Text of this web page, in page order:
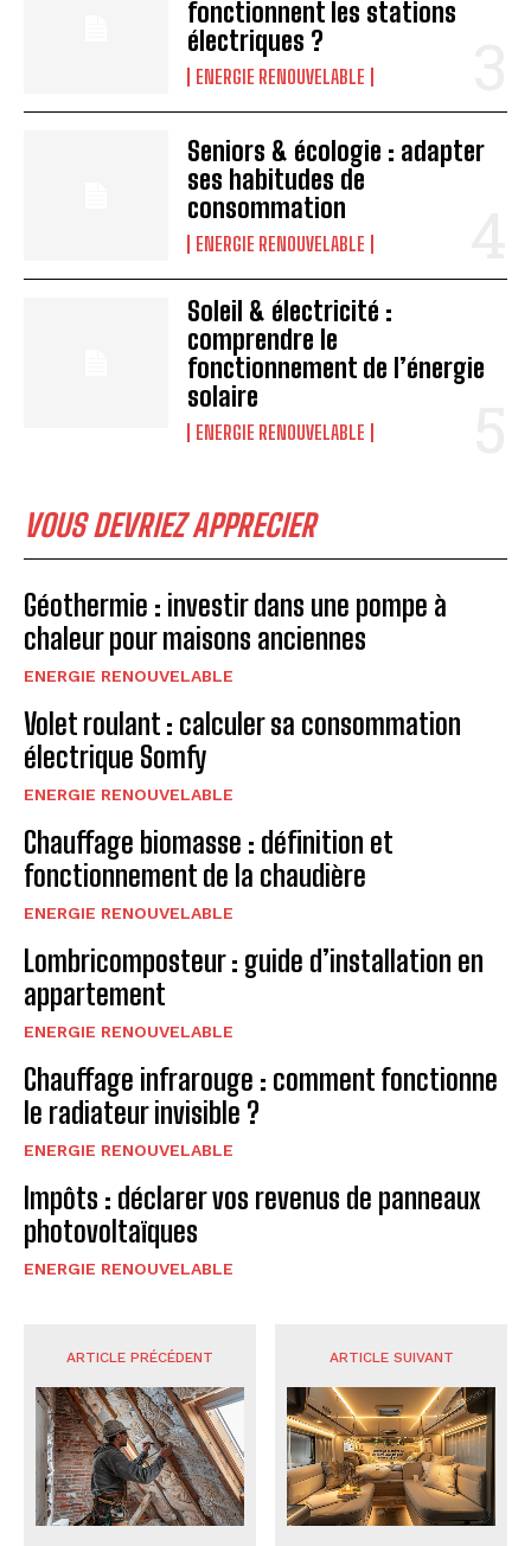
fonctionnent les stations
électriques ?
ENERGIE RENOUVELABLE
Seniors & écologie : adapter
ses habitudes de
consommation
ENERGIE RENOUVELABLE
Soleil & électricité :
comprendre le
fonctionnement de l’énergie
solaire
ENERGIE RENOUVELABLE
VOUS DEVRIEZ APPRECIER
Géothermie : investir dans une pompe à
chaleur pour maisons anciennes
ENERGIE RENOUVELABLE
Volet roulant : calculer sa consommation
électrique Somfy
ENERGIE RENOUVELABLE
Chauffage biomasse : définition et
fonctionnement de la chaudière
ENERGIE RENOUVELABLE
Lombricomposteur : guide d’installation en
appartement
ENERGIE RENOUVELABLE
Chauffage infrarouge : comment fonctionne
le radiateur invisible ?
ENERGIE RENOUVELABLE
Impôts : déclarer vos revenus de panneaux
photovoltaïques
ENERGIE RENOUVELABLE
ARTICLE PRÉCÉDENT ARTICLE SUIVANT